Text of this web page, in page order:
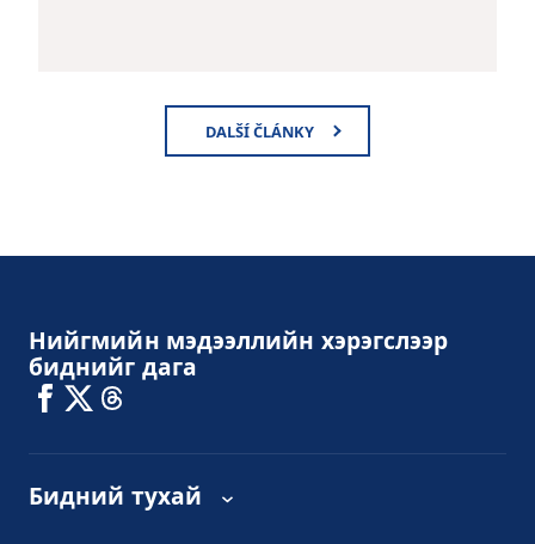
DALŠÍ ČLÁNKY
Нийгмийн мэдээллийн хэрэгслээр
биднийг дага
Бидний тухай